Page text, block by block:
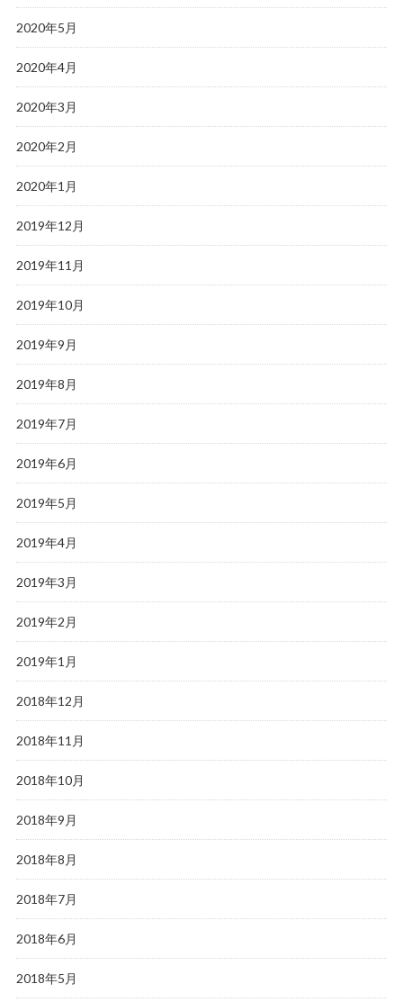
2020年5月
2020年4月
2020年3月
2020年2月
2020年1月
2019年12月
2019年11月
2019年10月
2019年9月
2019年8月
2019年7月
2019年6月
2019年5月
2019年4月
2019年3月
2019年2月
2019年1月
2018年12月
2018年11月
2018年10月
2018年9月
2018年8月
2018年7月
2018年6月
2018年5月